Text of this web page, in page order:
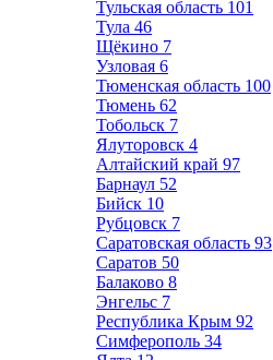
Тульская область 101
Тула 46
Щёкино 7
Узловая 6
Тюменская область 100
Тюмень 62
Тобольск 7
Ялуторовск 4
Алтайский край 97
Барнаул 52
Бийск 10
Рубцовск 7
Саратовская область 93
Саратов 50
Балаково 8
Энгельс 7
Республика Крым 92
Симферополь 34